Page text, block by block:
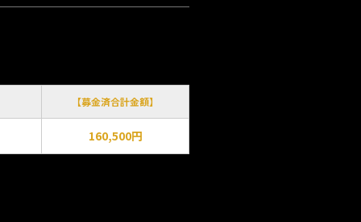
【募金済合計金額】
160,500円